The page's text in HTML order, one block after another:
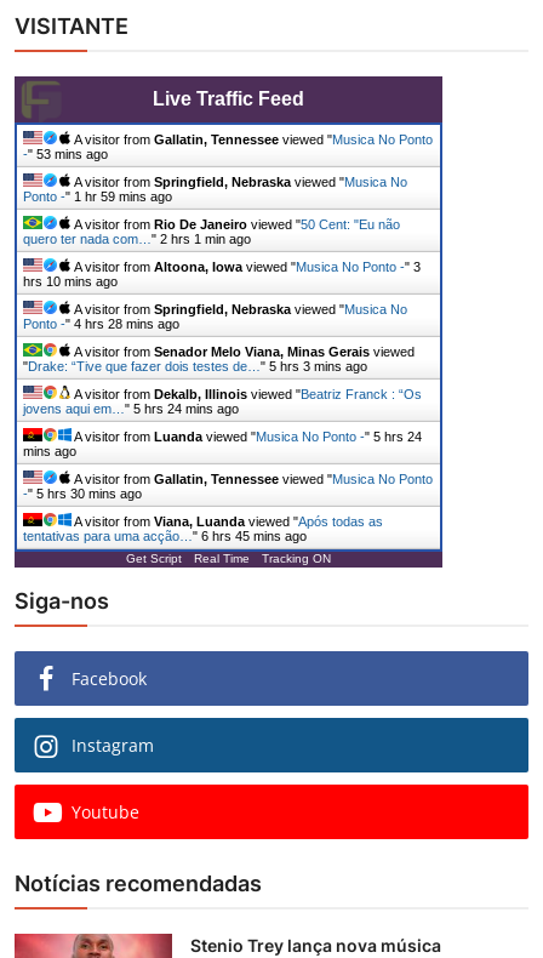
VISITANTE
Live Traffic Feed
A visitor from Gallatin, Tennessee viewed "Musica No Ponto
-" 53 mins ago
A visitor from Springfield, Nebraska viewed "Musica No
Ponto -" 1 hr 59 mins ago
A visitor from Rio De Janeiro viewed "50 Cent: "Eu não
quero ter nada com… " 2 hrs 1 min ago
A visitor from Altoona, Iowa viewed "Musica No Ponto -" 3
hrs 10 mins ago
A visitor from Springfield, Nebraska viewed "Musica No
Ponto -" 4 hrs 28 mins ago
A visitor from Senador Melo Viana, Minas Gerais viewed
"Drake: “Tive que fazer dois testes de… " 5 hrs 3 mins ago
A visitor from Dekalb, Illinois viewed "Beatriz Franck : “Os
jovens aqui em… " 5 hrs 24 mins ago
A visitor from Luanda viewed "Musica No Ponto -" 5 hrs 24
mins ago
A visitor from Gallatin, Tennessee viewed "Musica No Ponto
-" 5 hrs 30 mins ago
A visitor from Viana, Luanda viewed "Após todas as
tentativas para uma acção… " 6 hrs 45 mins ago
Get Script Real Time Tracking ON
Siga-nos
Facebook
Instagram
Youtube
Notícias recomendadas
Stenio Trey lança nova música